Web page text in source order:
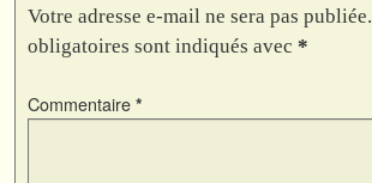
Votre adresse e-mail ne sera pas publiée.
obligatoires sont indiqués avec *
Commentaire *